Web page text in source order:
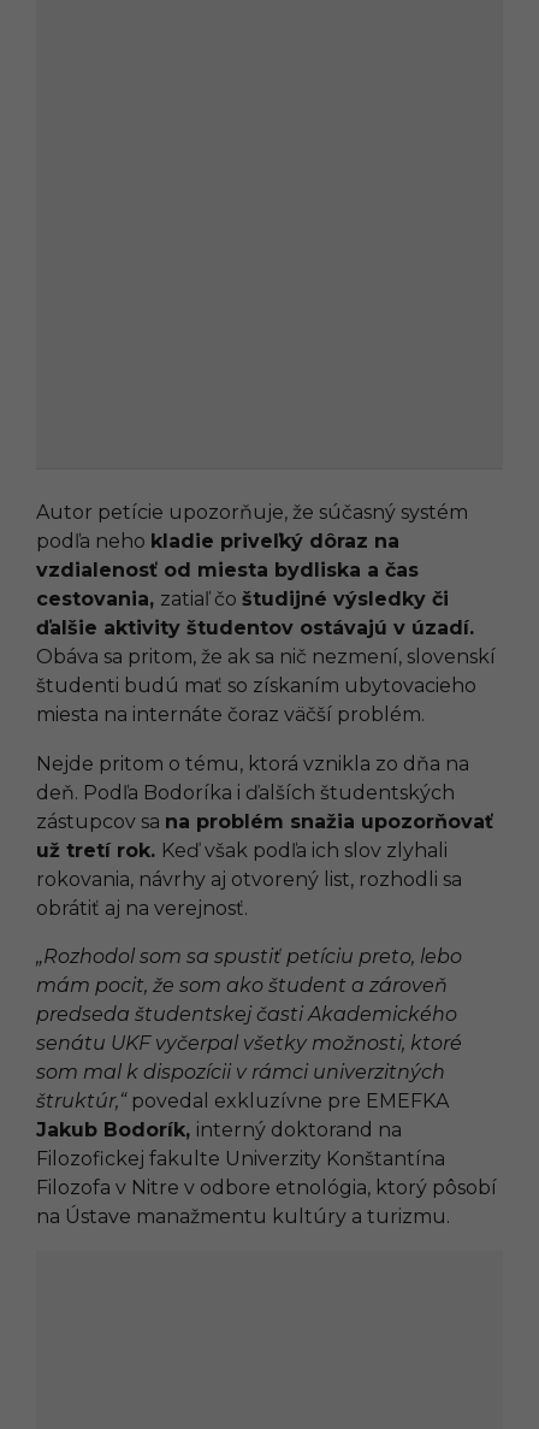
Autor petície upozorňuje, že súčasný systém
podľa neho kladie priveľký dôraz na
vzdialenosť od miesta bydliska a čas
cestovania, zatiaľ čo študijné výsledky či
ďalšie aktivity študentov ostávajú v úzadí.
Obáva sa pritom, že ak sa nič nezmení, slovenskí
študenti budú mať so získaním ubytovacieho
miesta na internáte čoraz väčší problém.
Nejde pritom o tému, ktorá vznikla zo dňa na
deň. Podľa Bodoríka i ďalších študentských
zástupcov sa na problém snažia upozorňovať
už tretí rok. Keď však podľa ich slov zlyhali
rokovania, návrhy aj otvorený list, rozhodli sa
obrátiť aj na verejnosť.
„Rozhodol som sa spustiť petíciu preto, lebo
mám pocit, že som ako študent a zároveň
predseda študentskej časti Akademického
senátu UKF vyčerpal všetky možnosti, ktoré
som mal k dispozícii v rámci univerzitných
štruktúr,“povedal exkluzívne pre EMEFKA
Jakub Bodorík, interný doktorand na
Filozofickej fakulte Univerzity Konštantína
Filozofa v Nitre v odbore etnológia, ktorý pôsobí
na Ústave manažmentu kultúry a turizmu.